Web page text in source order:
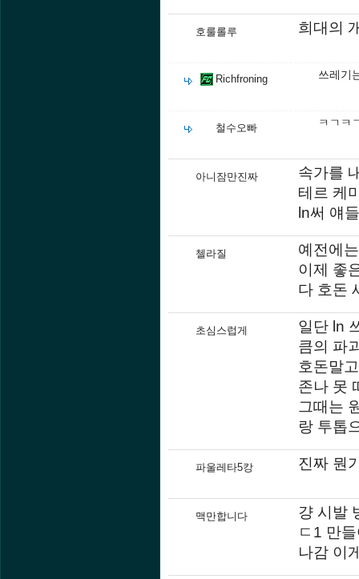
호룰롤루 희대의
Richfroning 쓰레기
철수오빠 ㅋㄱㅋ
아니잠만진짜
속가를
테르 케
ln써 얘
첼라질
예전에
이제 좋
다 호돈
초심스럽게
일단 ln
큼의 파
호돈말
존나 못
그때는
랑 투톱
파울레타5캉 진짜 뭔
맥만합니다
걍 시발
ㄷ1 만
나감 이